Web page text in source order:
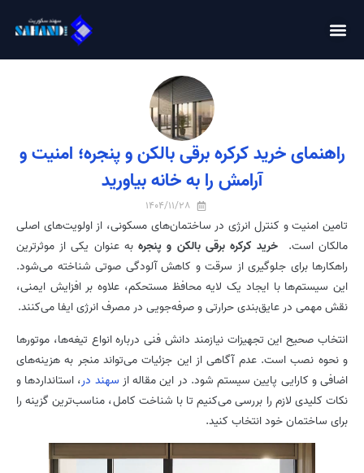
راهنمای خرید کرکره برقی بالکن و پنجره؛ امنیت و
آرامش را به خانه بیاورید
1404/11/28
تامین امنیت و کنترل انرژی در ساختمان‌های مسکونی، از اولویت‌های اصلی
مالکان است. خرید کرکره برقی بالکن و پنجرهبه عنوان یکی از موثرترین
راهکارها برای جلوگیری از سرقت و کاهش آلودگی صوتی شناخته می‌شود.
این سیستم‌ها با ایجاد یک لایه محافظ مستحکم، علاوه بر افزایش ایمنی،
نقش مهمی در عایق‌بندی حرارتی و صرفه‌جویی در مصرف انرژی ایفا می‌کنند.
انتخاب صحیح این تجهیزات نیازمند دانش فنی درباره انواع تیغه‌ها، موتورها
و نحوه نصب است. عدم آگاهی از این جزئیات می‌تواند منجر به هزینه‌های
اضافی و کارایی پایین سیستم شود. در این مقاله از سهند در، استانداردها و
نکات کلیدی لازم را بررسی می‌کنیم تا با شناخت کامل، مناسب‌ترین گزینه را
برای ساختمان خود انتخاب کنید.